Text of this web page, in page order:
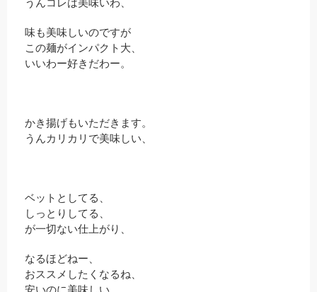
うんコレは美味いわ、
味も美味しいのですが
この麺がインパクト大、
いいわー好きだわー。
かき揚げもいただきます。
うんカリカリで美味しい、
ベットとしてる、
しっとりしてる、
が一切ない仕上がり、
なるほどねー、
おススメしたくなるね、